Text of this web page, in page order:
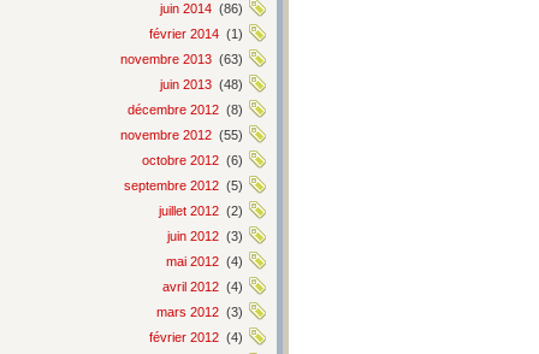
juin 2014 (86)
février 2014 (1)
novembre 2013 (63)
juin 2013 (48)
décembre 2012 (8)
novembre 2012 (55)
octobre 2012 (6)
septembre 2012 (5)
juillet 2012 (2)
juin 2012 (3)
mai 2012 (4)
avril 2012 (4)
mars 2012 (3)
février 2012 (4)